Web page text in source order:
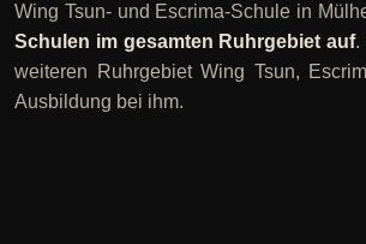
Wing Tsun- und Escrima-Schule in
Schulen im gesamten Ruhrgebiet auf.
weiteren Ruhrgebiet Wing Tsun,
Ausbildung bei ihm.